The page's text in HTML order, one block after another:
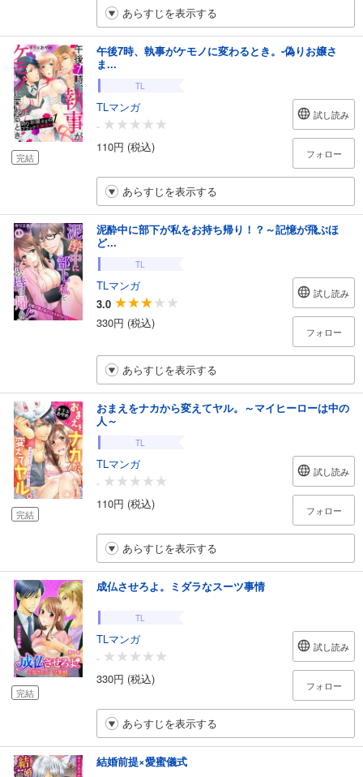
あらすじを表示する
完結
午後7時、執事がケモノに変わるとき。-偽りお嬢さ
ま...
TL
TLマンガ
-
110円 (税込)
試し読み
フォロー
あらすじを表示する
泥酔中に部下が私をお持ち帰り！？～記憶が飛ぶほ
ど...
TL
TLマンガ
3.0
330円 (税込)
試し読み
フォロー
あらすじを表示する
完結
おまえをナカから変えてヤル。～マイヒーローは中の
人～
TL
TLマンガ
-
110円 (税込)
試し読み
フォロー
あらすじを表示する
完結
成仏させろよ。ミダラなスーツ事情
TL
TLマンガ
-
330円 (税込)
試し読み
フォロー
あらすじを表示する
結婚前提×愛蜜儀式